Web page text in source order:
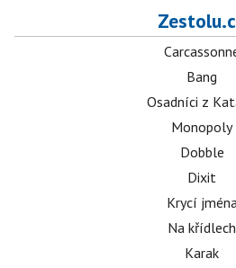
Bang
Osadníci z
Monopoly
Dobble
Dixit
Krycí
Na křídlech
Karak